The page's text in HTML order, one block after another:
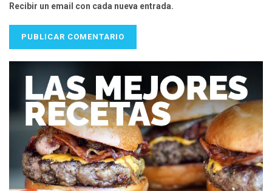
Recibir un email con cada nueva entrada.